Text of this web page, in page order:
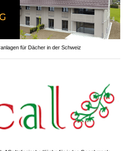
für Dächer in der Schweiz